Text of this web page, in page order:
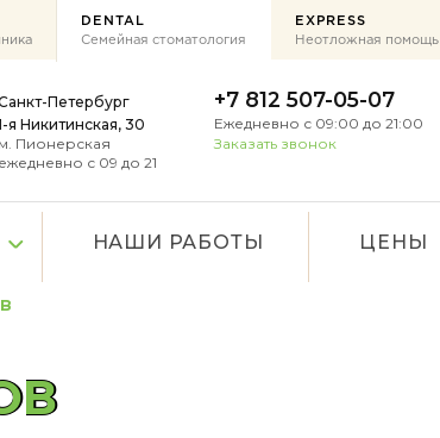
DENTAL
Семейная стоматология
EXPRESS
Неотложная помощь
Петербург
я Никитинская, 30
м. Пионерская
ежедневно с 09 до 21
+7 812 507-05-07
Ежедневно с 09:00 до 21:00
Заказать звонок
НАШИ РАБОТЫ ЦЕНЫ